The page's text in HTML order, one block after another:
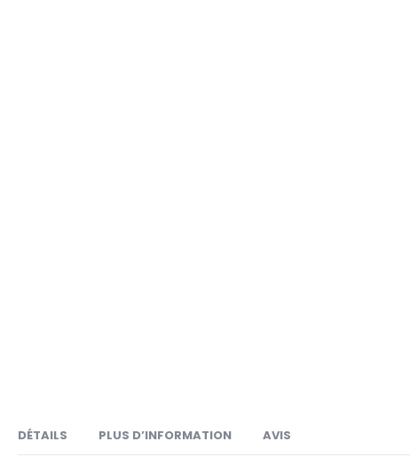
DÉTAILS PLUS D’INFORMATION AVIS